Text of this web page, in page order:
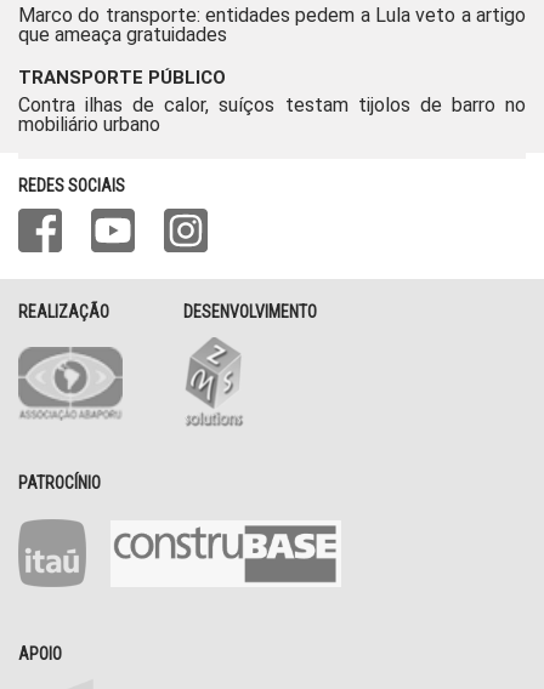
Marco do transporte: entidades pedem a Lula veto a artigo
que ameaça gratuidades
TRANSPORTE PÚBLICO
Contra ilhas de calor, suíços testam tijolos de barro no
mobiliário urbano
REDES SOCIAIS
REALIZAÇÃO DESENVOLVIMENTO
PATROCÍNIO
APOIO